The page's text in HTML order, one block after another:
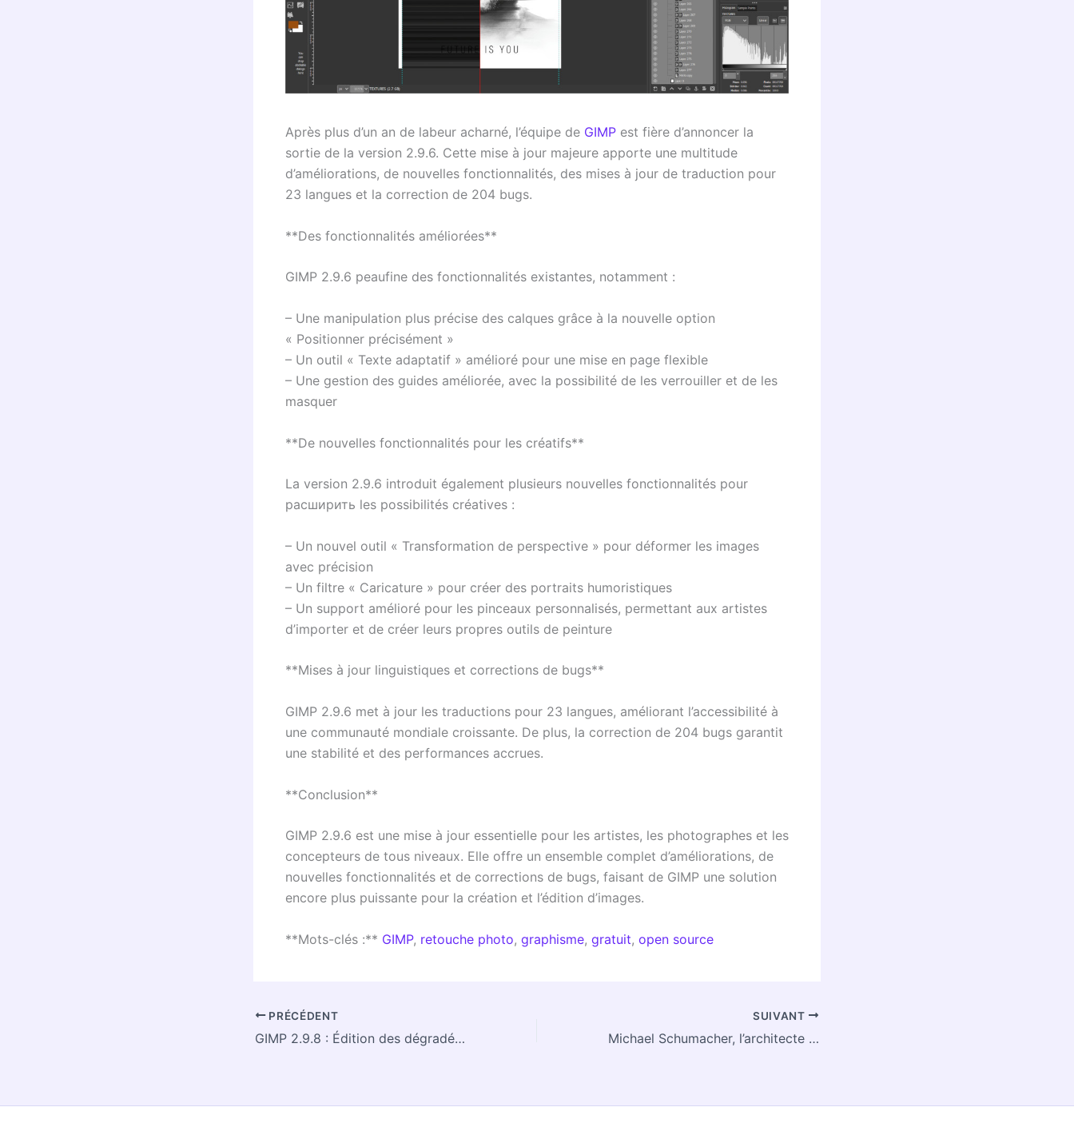
Après plus d’un an de labeur acharné, l’équipe de GIMP est fière d’annoncer la
sortie de la version 2.9.6. Cette mise à jour majeure apporte une multitude
d’améliorations, de nouvelles fonctionnalités, des mises à jour de traduction pour
23 langues et la correction de 204 bugs.
**Des fonctionnalités améliorées**
GIMP 2.9.6 peaufine des fonctionnalités existantes, notamment :
– Une manipulation plus précise des calques grâce à la nouvelle option
« Positionner précisément »
– Un outil « Texte adaptatif » amélioré pour une mise en page flexible
– Une gestion des guides améliorée, avec la possibilité de les verrouiller et de les
masquer
**De nouvelles fonctionnalités pour les créatifs**
La version 2.9.6 introduit également plusieurs nouvelles fonctionnalités pour
расширить les possibilités créatives :
– Un nouvel outil « Transformation de perspective » pour déformer les images
avec précision
– Un filtre « Caricature » pour créer des portraits humoristiques
– Un support amélioré pour les pinceaux personnalisés, permettant aux artistes
d’importer et de créer leurs propres outils de peinture
**Mises à jour linguistiques et corrections de bugs**
GIMP 2.9.6 met à jour les traductions pour 23 langues, améliorant l’accessibilité à
une communauté mondiale croissante. De plus, la correction de 204 bugs garantit
une stabilité et des performances accrues.
**Conclusion**
GIMP 2.9.6 est une mise à jour essentielle pour les artistes, les photographes et les
concepteurs de tous niveaux. Elle offre un ensemble complet d’améliorations, de
nouvelles fonctionnalités et de corrections de bugs, faisant de GIMP une solution
encore plus puissante pour la création et l’édition d’images.
**Mots-clés :** GIMP, retouche photo, graphisme, gratuit, open source
PRÉCÉDENT
GIMP 2.9.8 : Édition des dégradés et stabilité améliorée
SUIVANT
Michael Schumacher, l’architecte derrière GIMP